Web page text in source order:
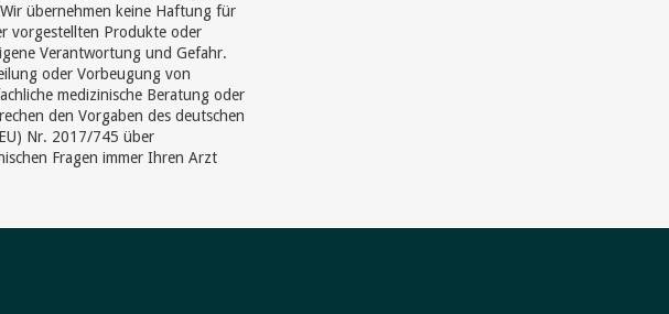
übernehmen keine Haftung für
vorgestellten Produkte oder
Verantwortung und Gefahr.
oder Vorbeugung von
medizinische Beratung oder
den Vorgaben des deutschen
Nr. 2017/745 über
Fragen immer Ihren Arzt